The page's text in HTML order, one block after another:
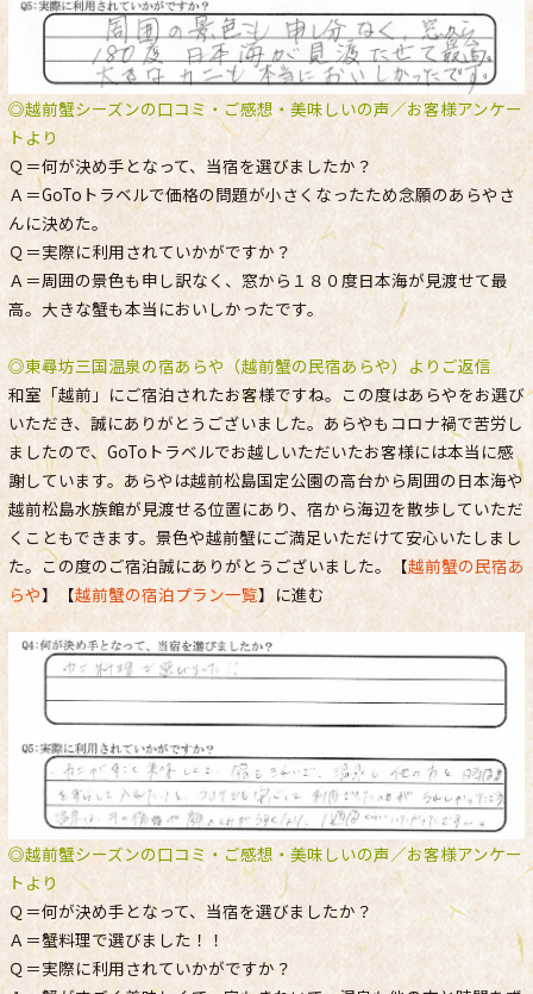
◎越前蟹シーズンの口コミ・ご感想・美味しいの声／お客様アンケー
トより
Ｑ＝何が決め手となって、当宿を選びましたか？
Ａ＝GoToトラベルで価格の問題が小さくなったため念願のあらやさ
んに決めた。
Ｑ＝実際に利用されていかがですか？
Ａ＝周囲の景色も申し訳なく、窓から１８０度日本海が見渡せて最
高。大きな蟹も本当においしかったです。
◎東尋坊三国温泉の宿あらや（越前蟹の民宿あらや）よりご返信
和室「越前」にご宿泊されたお客様ですね。この度はあらやをお選び
いただき、誠にありがとうございました。あらやもコロナ禍で苦労し
ましたので、GoToトラベルでお越しいただいたお客様には本当に感
謝しています。あらやは越前松島国定公園の高台から周囲の日本海や
越前松島水族館が見渡せる位置にあり、宿から海辺を散歩していただ
くこともできます。景色や越前蟹にご満足いただけて安心いたしまし
た。この度のご宿泊誠にありがとうございました。【越前蟹の民宿あ
らや】【越前蟹の宿泊プラン一覧】に進む
◎越前蟹シーズンの口コミ・ご感想・美味しいの声／お客様アンケー
トより
Ｑ＝何が決め手となって、当宿を選びましたか？
Ａ＝蟹料理で選びました！！
Ｑ＝実際に利用されていかがですか？